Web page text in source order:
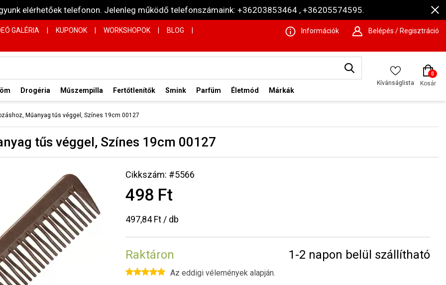
elérhetőek telefonon. Jelenleg működő telefonszámaink: +36203853464 , +36205574595.
GALÉRIA KUPONOK WORKSHOPOK BLOG Információk Belépés / Regisztráció
Drogéria Műszempilla Fertőtlenítők Smink Parfüm Életmód Márkák
Kívánságlista
0
Kosár
Műanyag tűs véggel, Színes 19cm 00127
tűs véggel, Színes 19cm 00127
Cikkszám: #5566
498 Ft
497,84 Ft / db
Raktáron 1-2 napon belül szállítható
Az eddigi vélemények alapján.